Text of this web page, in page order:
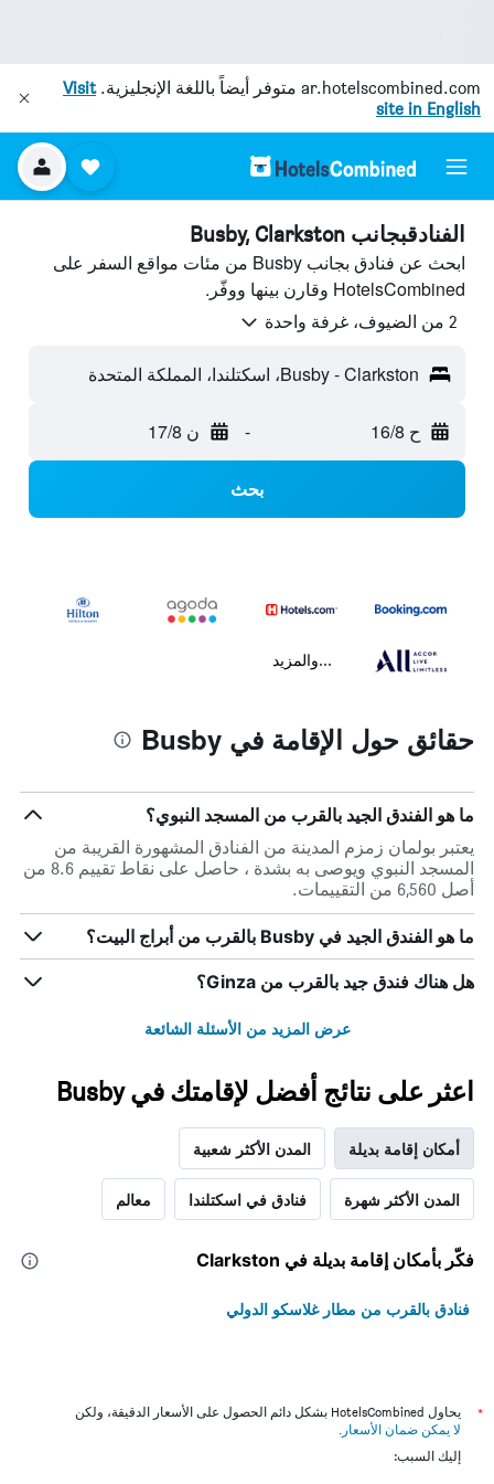
ar.hotelscombined.com متوفر أيضاً باللغة الإنجليزية.Visit
site in English
الفنادقبجانب Busby, Clarkston
ابحث عن فنادق بجانب Busby من مئات مواقع السفر على
HotelsCombined وقارن بينها ووفّر.
2 من الضيوف، غرفة واحدة
Busby - Clarkston، اسكتلندا، المملكة المتحدة
ح 16/8 - ن 17/8
بحث
...والمزيد
حقائق حول الإقامة في Busby
ما هو الفندق الجيد بالقرب من المسجد النبوي؟
يعتبر بولمان زمزم المدينة من الفنادق المشهورة القريبة من
المسجد النبوي ويوصى به بشدة ، حاصل على نقاط تقييم 8.6 من
أصل 6,560 من التقييمات.
ما هو الفندق الجيد في Busby بالقرب من أبراج البيت؟
هل هناك فندق جيد بالقرب من Ginza؟
عرض المزيد من الأسئلة الشائعة
اعثر على نتائج أفضل لإقامتك في Busby
أمكان إقامة بديلة المدن الأكثر شعبية
المدن الأكثر شهرة فنادق في اسكتلندا معالم
فكّر بأمكان إقامة بديلة في Clarkston
فنادق بالقرب من مطار غلاسكو الدولي
*
يحاول HotelsCombined بشكل دائم الحصول على الأسعار الدقيقة، ولكن
لا يمكن ضمان الأسعار .
إليك السبب: